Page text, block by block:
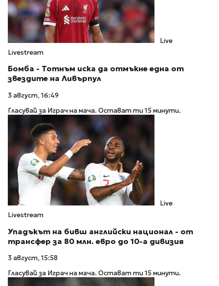
Live
Livestream
Бомба - Тотнъм иска да отмъкне една от
звездите на Ливърпул
3 август, 16:49
Гласувай за Играч на мача. Остават ти 15 минути.
Live
Livestream
Упадъкът на бивш английски национал - от
трансфер за 80 млн. евро до 10-а дивизия
3 август, 15:58
Гласувай за Играч на мача. Остават ти 15 минути.